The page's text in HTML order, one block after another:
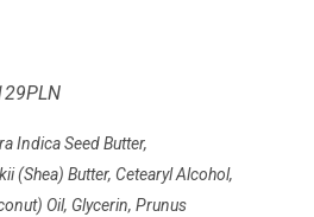
Indica Seed Butter,
(Shea) Butter, Cetearyl Alcohol,
Oil, Glycerin, Prunus